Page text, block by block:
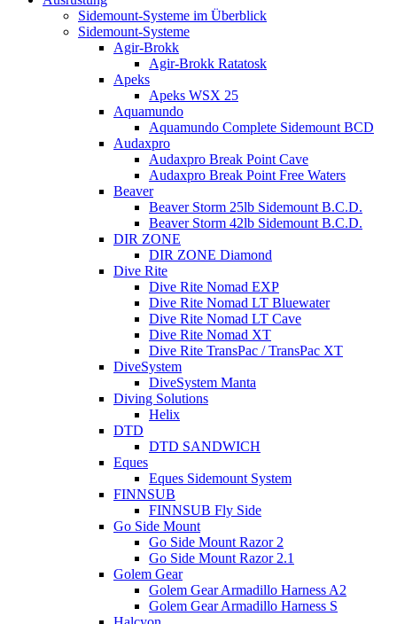
Sidemount-Systeme im Überblick
Sidemount-Systeme
Agir-Brokk
Agir-Brokk Ratatosk
Apeks
Apeks WSX 25
Aquamundo
Aquamundo Complete Sidemount BCD
Audaxpro
Audaxpro Break Point Cave
Audaxpro Break Point Free Waters
Beaver
Beaver Storm 25lb Sidemount B.C.D.
Beaver Storm 42lb Sidemount B.C.D.
DIR ZONE
DIR ZONE Diamond
Dive Rite
Dive Rite Nomad EXP
Dive Rite Nomad LT Bluewater
Dive Rite Nomad LT Cave
Dive Rite Nomad XT
Dive Rite TransPac / TransPac XT
DiveSystem
DiveSystem Manta
Diving Solutions
Helix
DTD
DTD SANDWICH
Eques
Eques Sidemount System
FINNSUB
FINNSUB Fly Side
Go Side Mount
Go Side Mount Razor 2
Go Side Mount Razor 2.1
Golem Gear
Golem Gear Armadillo Harness A2
Golem Gear Armadillo Harness S